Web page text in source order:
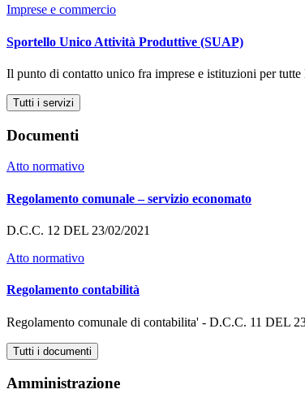
Imprese e commercio
Sportello Unico Attività Produttive (SUAP)
Il punto di contatto unico fra imprese e istituzioni per
Tutti i servizi
Documenti
Atto normativo
Regolamento comunale – servizio economato
D.C.C. 12 DEL 23/02/2021
Atto normativo
Regolamento contabilità
Regolamento comunale di contabilita' - D.C.C. 11 DEL
Tutti i documenti
Amministrazione